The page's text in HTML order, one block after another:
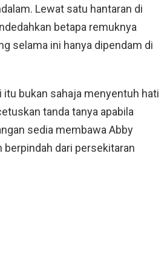
Lewat satu hantaran di
betapa remuknya
selama ini hanya dipendam di
itu bukan sahaja menyentuh hati
tanda tanya apabila
sedia membawa Abby
berpindah dari persekitaran